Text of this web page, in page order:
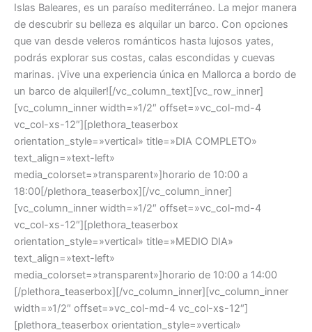
Islas Baleares, es un paraíso mediterráneo. La mejor manera
de descubrir su belleza es alquilar un barco. Con opciones
que van desde veleros románticos hasta lujosos yates,
podrás explorar sus costas, calas escondidas y cuevas
marinas. ¡Vive una experiencia única en Mallorca a bordo de
un barco de alquiler![/vc_column_text][vc_row_inner]
[vc_column_inner width=»1/2″ offset=»vc_col-md-4
vc_col-xs-12″][plethora_teaserbox
orientation_style=»vertical» title=»DIA COMPLETO»
text_align=»text-left»
media_colorset=»transparent»]horario de 10:00 a
18:00[/plethora_teaserbox][/vc_column_inner]
[vc_column_inner width=»1/2″ offset=»vc_col-md-4
vc_col-xs-12″][plethora_teaserbox
orientation_style=»vertical» title=»MEDIO DIA»
text_align=»text-left»
media_colorset=»transparent»]horario de 10:00 a 14:00
[/plethora_teaserbox][/vc_column_inner][vc_column_inner
width=»1/2″ offset=»vc_col-md-4 vc_col-xs-12″]
[plethora_teaserbox orientation_style=»vertical»